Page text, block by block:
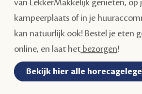
van LekkerMakkelijk genieten, op
kampeerplaats of in je
kan natuurlijk ook! Bestel je eten
online, en laat het bezorgen!
Bekijk hier alle